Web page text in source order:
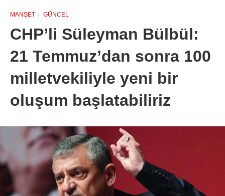
MANŞET GÜNCEL
CHP’li Süleyman Bülbül:
21 Temmuz’dan sonra 100
milletvekiliyle yeni bir
oluşum başlatabiliriz